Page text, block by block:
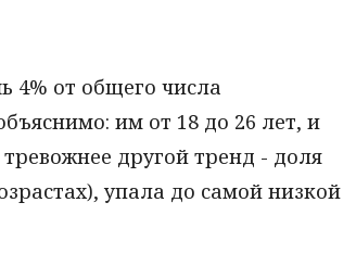
4% от общего числа
им от 18 до 26 лет, и
другой тренд - доля
упала до самой низкой